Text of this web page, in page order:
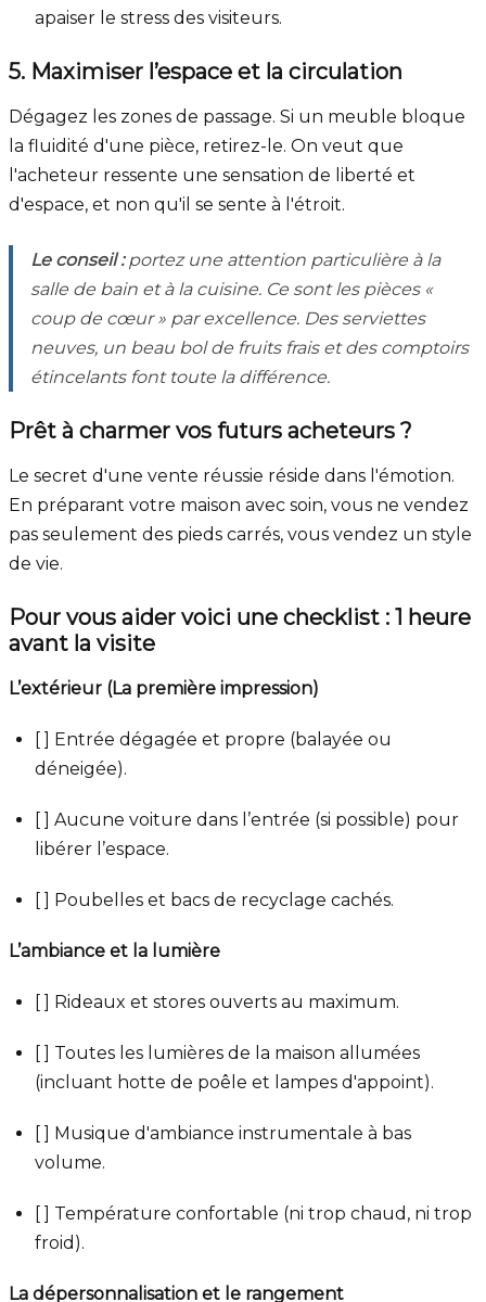
apaiser le stress des visiteurs.
5. Maximiser l’espace et la circulation
Dégagez les zones de passage. Si un meuble bloque
la fluidité d'une pièce, retirez-le. On veut que
l'acheteur ressente une sensation de liberté et
d'espace, et non qu'il se sente à l'étroit.
Le conseil :portez une attention particulière à la
salle de bain et à la cuisine. Ce sont les pièces «
coup de cœur » par excellence. Des serviettes
neuves, un beau bol de fruits frais et des comptoirs
étincelants font toute la différence.
Prêt à charmer vos futurs acheteurs ?
Le secret d'une vente réussie réside dans l'émotion.
En préparant votre maison avec soin, vous ne vendez
pas seulement des pieds carrés, vous vendez un style
de vie.
Pour vous aider voici une checklist : 1 heure
avant la visite
L’extérieur (La première impression)
[ ] Entrée dégagée et propre (balayée ou
déneigée).
[ ] Aucune voiture dans l’entrée (si possible) pour
libérer l’espace.
[ ] Poubelles et bacs de recyclage cachés.
L’ambiance et la lumière
[ ] Rideaux et stores ouverts au maximum.
[ ] Toutes les lumières de la maison allumées
(incluant hotte de poêle et lampes d'appoint).
[ ] Musique d'ambiance instrumentale à bas
volume.
[ ] Température confortable (ni trop chaud, ni trop
froid).
La dépersonnalisation et le rangement